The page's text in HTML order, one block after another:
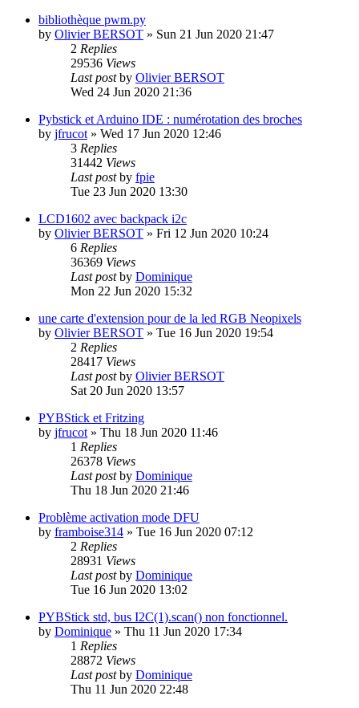
bibliothèque pwm.py
by Olivier BERSOT » Sun 21 Jun 2020 21:47
2 Replies
29536 Views
Last postby Olivier BERSOT
Wed 24 Jun 2020 21:36
Pybstick et Arduino IDE : numérotation des broches
by jfrucot » Wed 17 Jun 2020 12:46
3 Replies
31442 Views
Last postby fpie
Tue 23 Jun 2020 13:30
LCD1602 avec backpack i2c
by Olivier BERSOT » Fri 12 Jun 2020 10:24
6 Replies
36369 Views
Last postby Dominique
Mon 22 Jun 2020 15:32
une carte d'extension pour de la led RGB Neopixels
by Olivier BERSOT » Tue 16 Jun 2020 19:54
2 Replies
28417 Views
Last postby Olivier BERSOT
Sat 20 Jun 2020 13:57
PYBStick et Fritzing
by jfrucot » Thu 18 Jun 2020 11:46
1 Replies
26378 Views
Last postby Dominique
Thu 18 Jun 2020 21:46
Problème activation mode DFU
by framboise314 » Tue 16 Jun 2020 07:12
2 Replies
28931 Views
Last postby Dominique
Tue 16 Jun 2020 13:02
PYBStick std, bus I2C(1).scan() non fonctionnel.
by Dominique » Thu 11 Jun 2020 17:34
1 Replies
28872 Views
Last postby Dominique
Thu 11 Jun 2020 22:48